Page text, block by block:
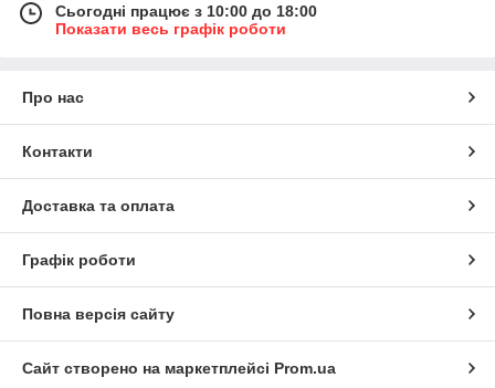
Сьогодні працює з 10:00 до 18:00
Показати весь графік роботи
Про нас
Контакти
Доставка та оплата
Графік роботи
Повна версія сайту
Сайт створено на маркетплейсі Prom.ua